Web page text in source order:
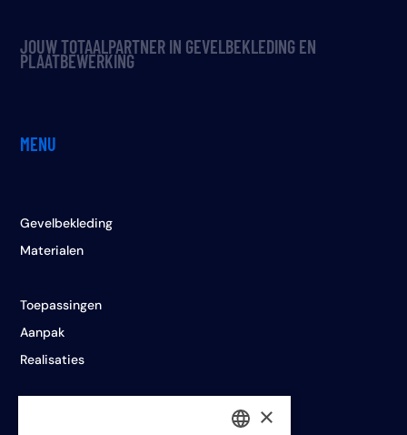
JOUW TOTAALPARTNER IN GEVELBEKLEDING EN
PLAATBEWERKING
MENU
Gevelbekleding
Materialen
Toepassingen
Aanpak
Realisaties
×